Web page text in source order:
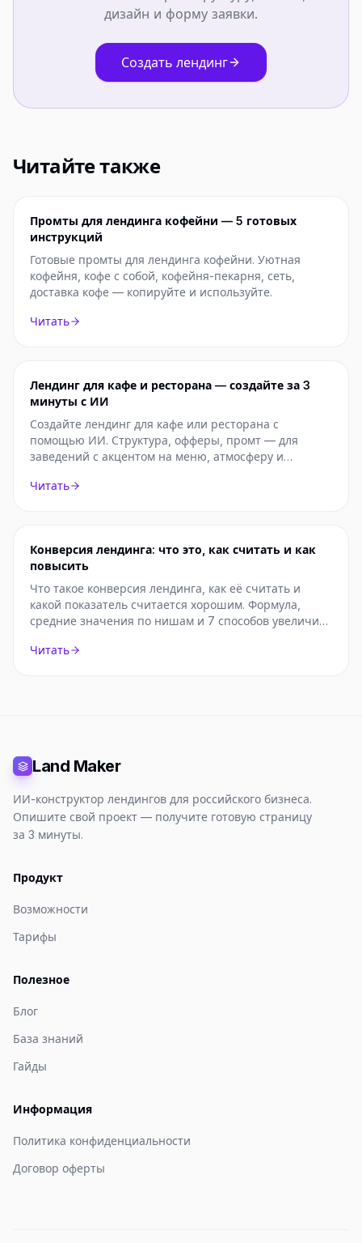
дизайн и форму заявки.
Создать лендинг
Читайте также
Промты для лендинга кофейни — 5 готовых
инструкций
Готовые промты для лендинга кофейни. Уютная
кофейня, кофе с собой, кофейня-пекарня, сеть,
доставка кофе — копируйте и используйте.
Читать
Лендинг для кафе и ресторана — создайте за 3
минуты с ИИ
Создайте лендинг для кафе или ресторана с
помощью ИИ. Структура, офферы, промт — для
заведений с акцентом на меню, атмосферу и
Читать
Конверсия лендинга: что это, как считать и как
повысить
Что такое конверсия лендинга, как её считать и
какой показатель считается хорошим. Формула,
средние значения по нишам и 7 способов увеличить
Читать
Land Maker
ИИ-конструктор лендингов для российского бизнеса.
Опишите свой проект — получите готовую страницу
за 3 минуты.
Продукт
Возможности
Тарифы
Полезное
Блог
База знаний
Гайды
Информация
Политика конфиденциальности
Договор оферты